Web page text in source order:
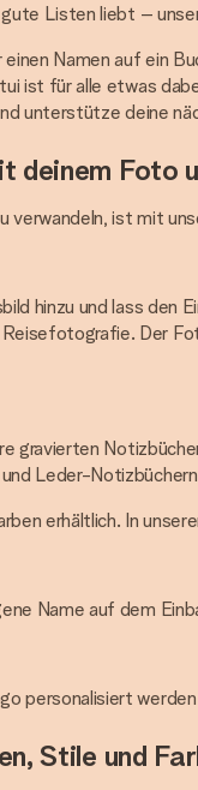
Listen liebt –
Namen auf ein
ist für alle etwas
unterstütze deine
deinem Foto
verwandeln, ist mit
hinzu und lass
Der
gravierten
Leder-
erhältlich. In
Name auf dem
personalisiert
Stile und